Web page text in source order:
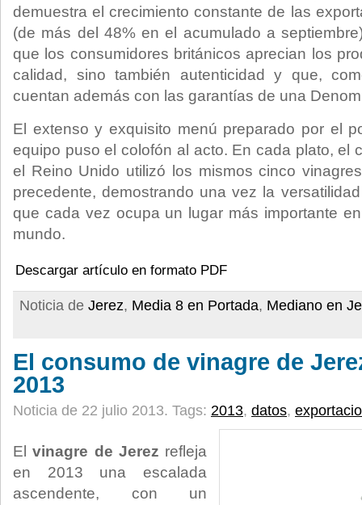
demuestra el crecimiento constante de las
(de más del 48% en el acumulado a
que los consumidores británicos aprecian los
calidad, sino también autenticidad y que,
cuentan además con las garantías de una
El extenso y exquisito menú preparado por el
equipo puso el colofón al acto. En cada plato, el
el Reino Unido utilizó los mismos cinco
precedente, demostrando una vez la
que cada vez ocupa un lugar más importante
mundo.
Descargar artículo en formato PDF
Noticia de Jerez, Media 8 en Portada, Mediano en
El consumo de vinagre de
2013
Noticia de 22 julio 2013. Tags: 2013, datos,
Elvinagre de Jerez refleja
en 2013 una escalada
ascendente, con un